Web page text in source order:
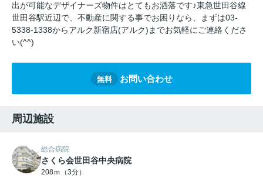
出が可能なデザイナーズ物件はとてもお洒落です♪東急世田谷線
世田谷駅近辺で、不動産に関する事でお困りなら、まずは03-
5338-1338からアルク新宿店(アルク)までお気軽にご連絡くださ
い(^^)
無料 お問い合わせ
周辺施設
総合病院
さくら会世田谷中央病院
208ｍ（3分）